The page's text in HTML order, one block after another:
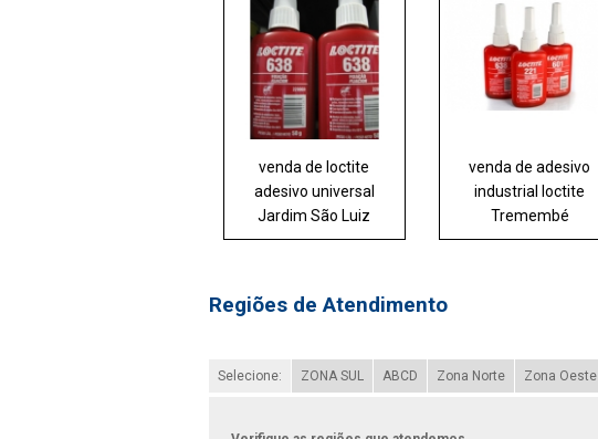
venda de loctite
adesivo universal
Jardim São Luiz
venda de adesivo
industrial loctite
Tremembé
Regiões de Atendimento
Selecione: ZONA SUL ABCD Zona Norte Zona Oeste